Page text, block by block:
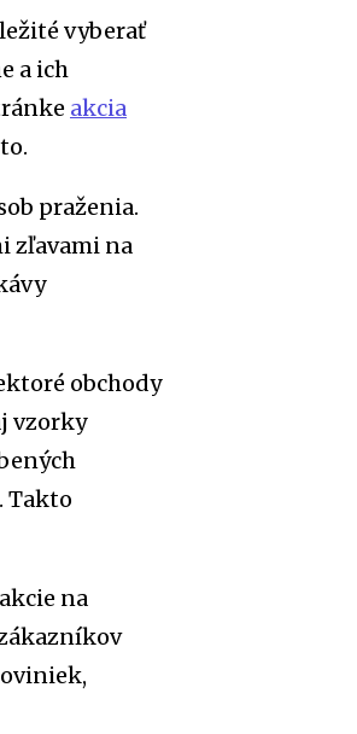
vyberať
a ich
akcia
praženia.
zľavami na
obchody
vzorky
Takto
na